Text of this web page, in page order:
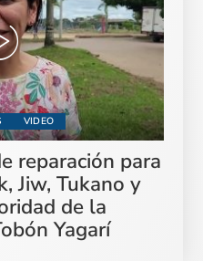
VIDEO
reparación para
Jiw, Tukano y
de la
Yagarí